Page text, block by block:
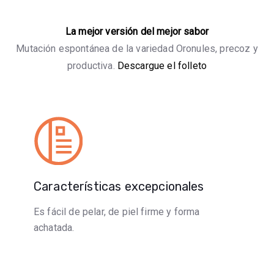
La mejor versión del mejor sabor
Mutación espontánea de la variedad Oronules, precoz y
productiva. Descargue el folleto
Características excepcionales
Es fácil de pelar, de piel firme y forma
achatada.